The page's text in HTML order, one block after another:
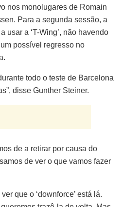
nos monolugares de Romain
Para a segunda sessão, a
usar a ‘T-Wing’, não havendo
possível regresso no
todo o teste de Barcelona
disse Gunther Steiner.
de a retirar por causa do
de ver o que vamos fazer
que o ‘downforce’ está lá.